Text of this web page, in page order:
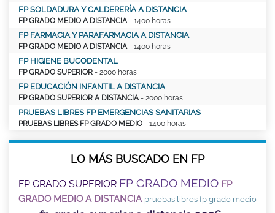
FP SOLDADURA Y CALDERERÍA A DISTANCIA
FP GRADO MEDIO A DISTANCIA - 1400 horas
FP FARMACIA Y PARAFARMACIA A DISTANCIA
FP GRADO MEDIO A DISTANCIA - 1400 horas
FP HIGIENE BUCODENTAL
FP GRADO SUPERIOR - 2000 horas
FP EDUCACIÓN INFANTIL A DISTANCIA
FP GRADO SUPERIOR A DISTANCIA - 2000 horas
PRUEBAS LIBRES FP EMERGENCIAS SANITARIAS
PRUEBAS LIBRES FP GRADO MEDIO - 1400 horas
LO MÁS BUSCADO EN FP
FP GRADO SUPERIOR FP GRADO MEDIO FP
GRADO MEDIO A DISTANCIA pruebas libres fp grado medio